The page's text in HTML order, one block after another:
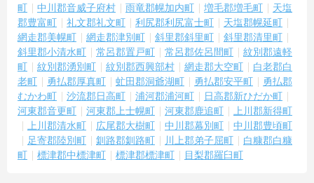
町
中川郡音威子府村 雨竜郡幌加内町 増毛郡増毛町
天塩
郡豊富町
礼文郡礼文町 利尻郡利尻富士町
天塩郡幌延町
網走郡美幌町
網走郡津別町 斜里郡斜里町
斜里郡清里町
斜里郡小清水町
常呂郡置戸町 常呂郡佐呂間町
紋別郡遠軽
町
紋別郡湧別町 紋別郡西興部村 網走郡大空町
白老郡白
老町
勇払郡厚真町 虻田郡洞爺湖町 勇払郡安平町
勇払郡
むかわ町
沙流郡日高町 浦河郡浦河町
日高郡新ひだか町
河東郡音更町
河東郡上士幌町 河東郡鹿追町
上川郡新得町
上川郡清水町
広尾郡大樹町 中川郡幕別町
中川郡豊頃町
足寄郡陸別町
釧路郡釧路町 川上郡弟子屈町
白糠郡白糠
町
標津郡中標津町 標津郡標津町 目梨郡羅臼町